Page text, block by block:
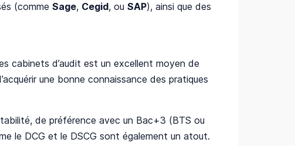
(comme Sage, Cegid, ou SAP), ainsi que des
cabinets d’audit est un excellent moyen de
une bonne connaissance des pratiques
de préférence avec un Bac+3 (BTS ou
le DCG et le DSCG sont également un atout.